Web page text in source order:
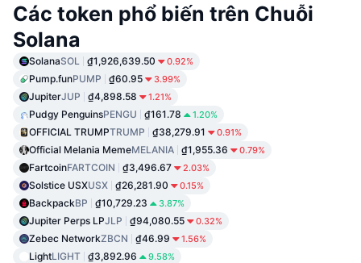
Các token phổ biến trên Chuỗi
Solana
SolanaSOL ₫1,926,639.50 0.92%
Pump.funPUMP ₫60.95 3.99%
JupiterJUP ₫4,898.58 1.21%
Pudgy PenguinsPENGU ₫161.78 1.20%
OFFICIAL TRUMPTRUMP ₫38,279.91 0.91%
Official Melania MemeMELANIA ₫1,955.36 0.79%
FartcoinFARTCOIN ₫3,496.67 2.03%
Solstice USXUSX ₫26,281.90 0.15%
BackpackBP ₫10,729.23 3.87%
Jupiter Perps LPJLP ₫94,080.55 0.32%
Zebec NetworkZBCN ₫46.99 1.56%
LightLIGHT ₫3,892.96 9.58%